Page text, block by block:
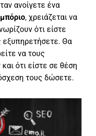
ανοίγετε ένα
, χρειάζεται να
ότι είστε
εξυπηρετήσετε. Θα
να τους
ότι είστε σε θέση
τους δώσετε.